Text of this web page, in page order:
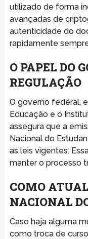
utilizado de forma
avançadas de
autenticidade do
rapidamente
O PAPEL DO
REGULAÇÃO
O governo federal,
Educação e o
assegura que a
Nacional do
as leis vigentes.
manter o processo
COMO
NACIONAL
Caso haja alguma
como troca de